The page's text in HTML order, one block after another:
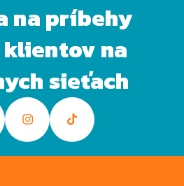
na príbehy
na
sieťach